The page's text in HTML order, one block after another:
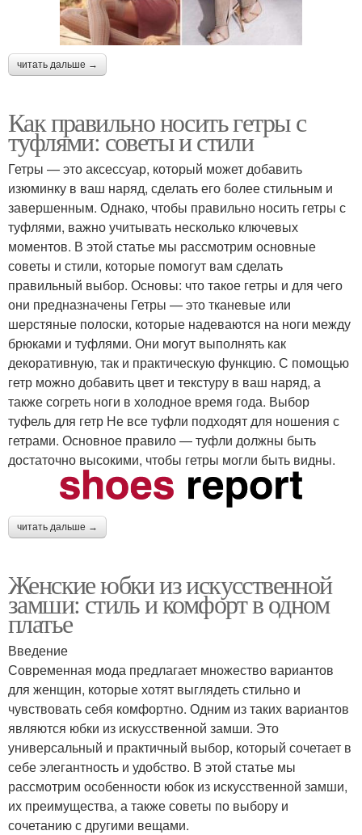
читать дальше →
Как правильно носить гетры с
туфлями: советы и стили
Гетры — это аксессуар, который может добавить
изюминку в ваш наряд, сделать его более стильным и
завершенным. Однако, чтобы правильно носить гетры с
туфлями, важно учитывать несколько ключевых
моментов. В этой статье мы рассмотрим основные
советы и стили, которые помогут вам сделать
правильный выбор. Основы: что такое гетры и для чего
они предназначены Гетры — это тканевые или
шерстяные полоски, которые надеваются на ноги между
брюками и туфлями. Они могут выполнять как
декоративную, так и практическую функцию. С помощью
гетр можно добавить цвет и текстуру в ваш наряд, а
также согреть ноги в холодное время года. Выбор
туфель для гетр Не все туфли подходят для ношения с
гетрами. Основное правило — туфли должны быть
достаточно высокими, чтобы гетры могли быть видны.
читать дальше →
Женские юбки из искусственной
замши: стиль и комфорт в одном
платье
Введение
Современная мода предлагает множество вариантов
для женщин, которые хотят выглядеть стильно и
чувствовать себя комфортно. Одним из таких вариантов
являются юбки из искусственной замши. Это
универсальный и практичный выбор, который сочетает в
себе элегантность и удобство. В этой статье мы
рассмотрим особенности юбок из искусственной замши,
их преимущества, а также советы по выбору и
сочетанию с другими вещами.